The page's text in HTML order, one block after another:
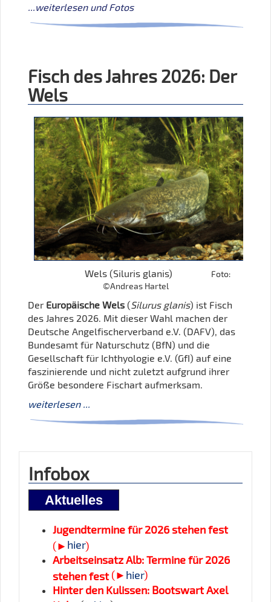
...weiterlesen und Fotos
Fisch des Jahres 2026: Der
Wels
Wels (Siluris glanis)
Foto:
©Andreas Hartel
Der Europäische Wels (Silurus glanis) ist Fisch
des Jahres 2026. Mit dieser Wahl machen der
Deutsche Angelfischerverband e.V. (DAFV), das
Bundesamt für Naturschutz (BfN) und die
Gesellschaft für Ichthyologie e.V. (GfI) auf eine
faszinierende und nicht zuletzt aufgrund ihrer
Größe besondere Fischart aufmerksam.
weiterlesen ...
Infobox
Aktuelles
Jugendtermine für 2026 stehen fest
(► hier)
Arbeitseinsatz Alb: Termine für 2026
stehen fest(► hier)
Hinter den Kulissen: Bootswart Axel